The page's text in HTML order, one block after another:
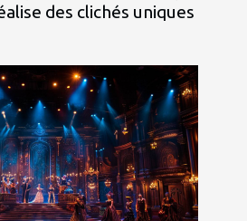
des clichés uniques